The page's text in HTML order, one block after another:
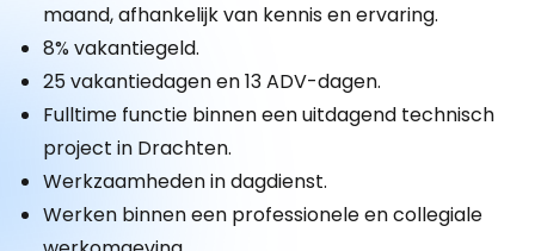
maand, afhankelijk van kennis en ervaring.
8% vakantiegeld.
25 vakantiedagen en 13 ADV-dagen.
Fulltime functie binnen een uitdagend technisch
project in Drachten.
Werkzaamheden in dagdienst.
Werken binnen een professionele en collegiale